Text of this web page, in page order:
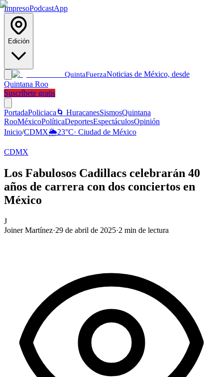
ImpresoPodcastApp
Edición
QuintaFuerzaNoticias de México, desde
Quintana Roo
Suscríbete gratis
PortadaPoliciaca 🌀 HuracanesSismosQuintana
RooMéxicoPolíticaDeportesEspectáculosOpinión
Inicio/CDMX🌦️23°C· Ciudad de México
CDMX
Los Fabulosos Cadillacs celebrarán 40
años de carrera con dos conciertos en
México
J
Joiner Martínez·29 de abril de 2025·2 min de lectura